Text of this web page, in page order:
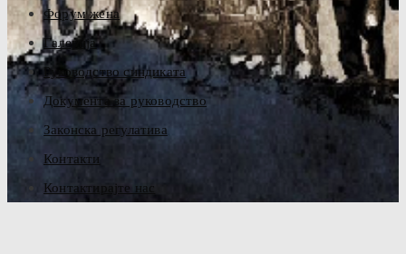
Форум жена
Галерија
Руководство синдиката
Документа за руководство
Законска регулатива
Контакти
Контактирајте нас